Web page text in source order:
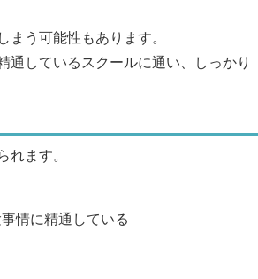
う可能性もあります。
通しているスクールに通い、しっかり
ます。
情に精通している